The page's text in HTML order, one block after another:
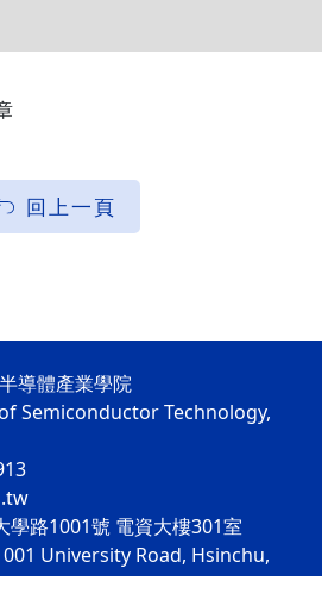
回上一頁
導體產業學院
Semiconductor Technology,
路1001號 電資大樓301室
University Road, Hsinchu,